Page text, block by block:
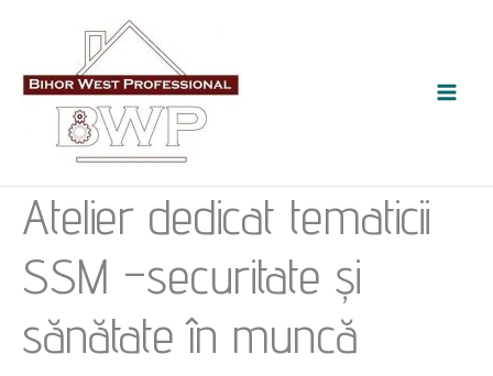
content
Atelier dedicat tematicii
SSM –securitate și
sănătate în muncă